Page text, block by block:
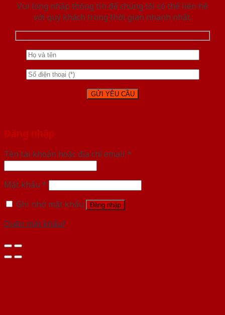
Vui lòng nhập thông tin để chúng tôi có thể liên hệ
với quý khách trong thời gian nhanh nhất.
Đăng nhập
Tên tài khoản hoặc địa chỉ email *
Mật khẩu *
Ghi nhớ mật khẩu
Đăng nhập
Quên mật khẩu?